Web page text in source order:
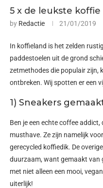
5 x de leukste
by Redactie 21/01/2019
In koffieland is het zelden
paddestoelen uit de grond
zetmethodes die populair zijn,
ontbreken. Wij spotten er een
1) Sneakers
Ben je een echte coffee addict,
musthave. Ze zijn namelijk
gerecycled koffiedik. De
duurzaam, want gemaakt van
met niet alleen een mooi,
uiterlijk!